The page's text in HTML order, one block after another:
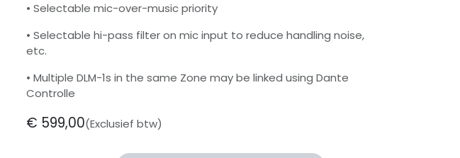
• Selectable mic-over-music priority
• Selectable hi-pass filter on mic input to reduce handling noise,
etc.
• Multiple DLM-1s in the same Zone may be linked using Dante
Controlle
€ 599,00(Exclusief btw)